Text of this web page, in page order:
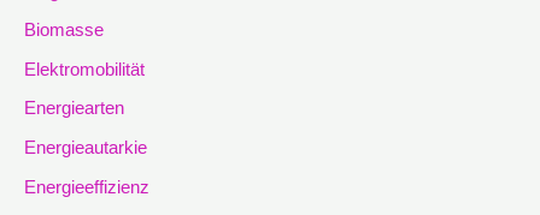
Biomasse
Elektromobilität
Energiearten
Energieautarkie
Energieeffizienz